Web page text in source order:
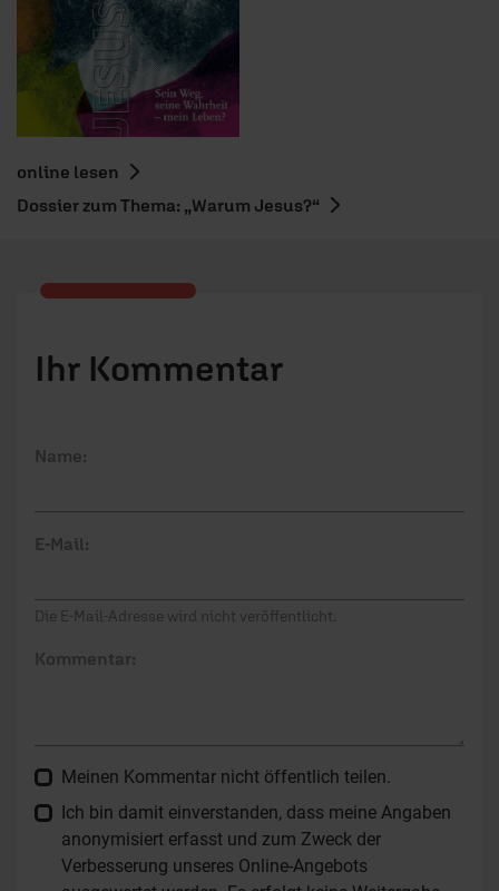
online lesen
Dossier zum Thema: „Warum Jesus?“
Ihr Kommentar
Name:
E-Mail:
Die E-Mail-Adresse wird nicht veröffentlicht.
Kommentar:
Meinen Kommentar nicht öffentlich teilen.
Ich bin damit einverstanden, dass meine Angaben
anonymisiert erfasst und zum Zweck der
Verbesserung unseres Online-Angebots